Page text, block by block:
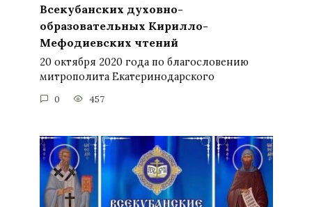
Всекубанских духовно-
образовательных Кирилло-
Мефодиевских чтений
20 октября 2020 года по благословению
митрополита Екатеринодарского
0 457